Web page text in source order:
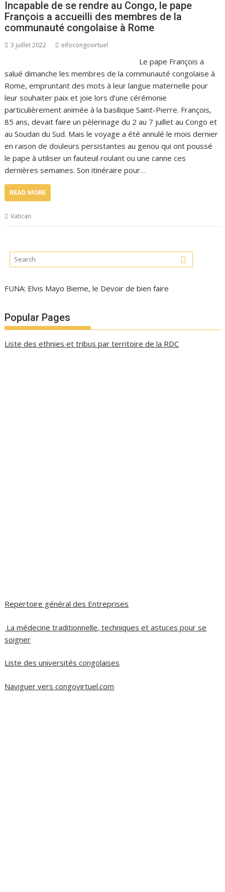
Incapable de se rendre au Congo, le pape
François a accueilli des membres de la
communauté congolaise à Rome
3 juillet 2022 infocongovirtuel
Le pape François a
salué dimanche les membres de la communauté congolaise à
Rome, empruntant des mots à leur langue maternelle pour
leur souhaiter paix et joie lors d’une cérémonie
particulièrement animée à la basilique Saint-Pierre. François,
85 ans, devait faire un pèlerinage du 2 au 7 juillet au Congo et
au Soudan du Sud. Mais le voyage a été annulé le mois dernier
en raison de douleurs persistantes au genou qui ont poussé
le pape à utiliser un fauteuil roulant ou une canne ces
dernières semaines. Son itinéraire pour…
READ MORE
Vatican
FUNA: Elvis Mayo Bieme, le Devoir de bien faire
Popular Pages
Liste des ethnies et tribus par territoire de la RDC
Repertoire général des Entreprises
La médecine traditionnelle, techniques et astuces pour se
soigner
Liste des universités congolaises
Naviguer vers congovirtuel.com